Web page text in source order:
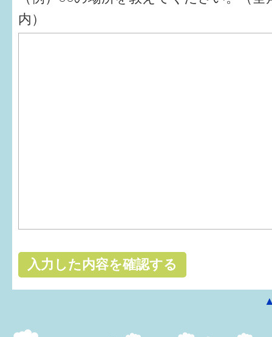
内）
メールマガジン
パパもママも子育て